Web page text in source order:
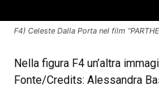
F4) Celeste Dalla Porta nel film
Nella figura F4 un’altra
Fonte/Credits: Alessandra